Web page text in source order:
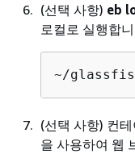
(선택 사항) eb
로컬로 실행합
~/
(선택 사항) 컨
을 사용하여 웹